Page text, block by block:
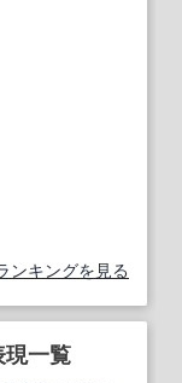
ンキングを見る
一覧